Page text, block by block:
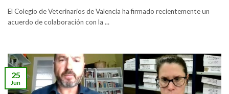
El Colegio de Veterinarios de Valencia ha firmado recientemente un
acuerdo de colaboración con la ...
25
Jun